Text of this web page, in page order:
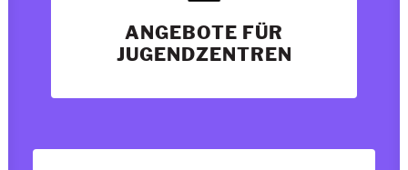
ANGEBOTE FÜR
JUGENDZENTREN